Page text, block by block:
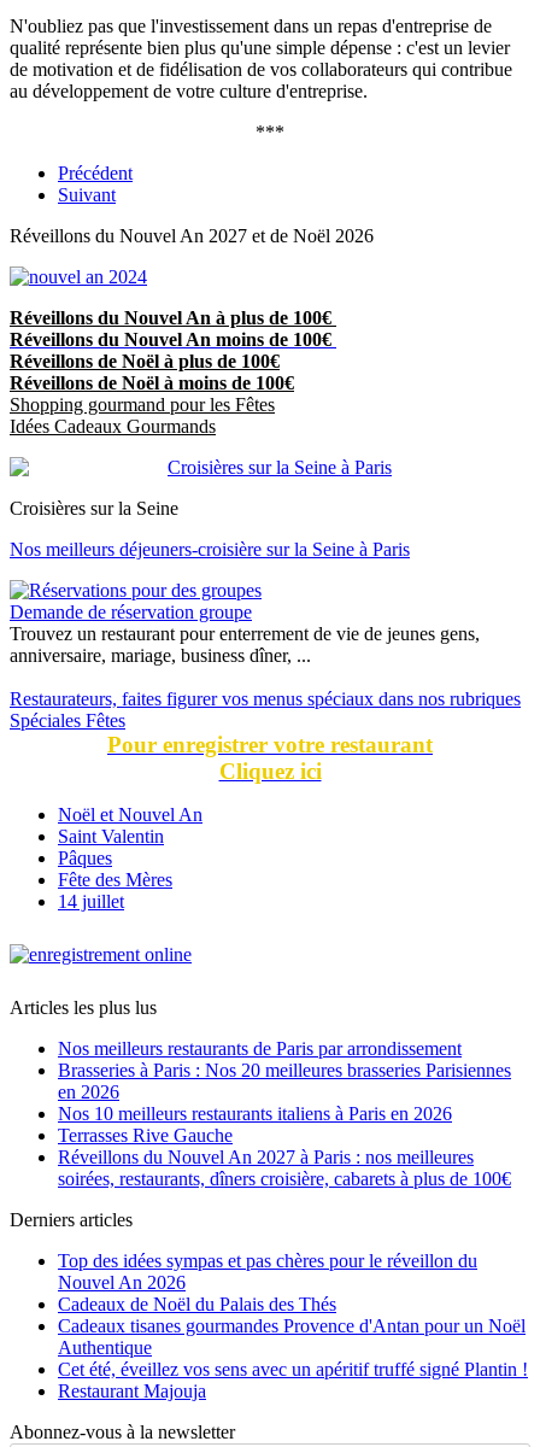
N'oubliez pas que l'investissement dans un repas d'entreprise de
qualité représente bien plus qu'une simple dépense : c'est un levier
de motivation et de fidélisation de vos collaborateurs qui contribue
au développement de votre culture d'entreprise.
***
Précédent
Suivant
Réveillons du Nouvel An 2027 et de Noël 2026
Réveillons du Nouvel An à plus de 100€
Réveillons du Nouvel An moins de 100€
Réveillons de Noël à plus de 100€
Réveillons de Noël à moins de 100€
Shopping gourmand pour les Fêtes
Idées Cadeaux Gourmands
Croisières sur la Seine
Nos meilleurs déjeuners-croisière sur la Seine à Paris
Demande de réservation groupe
Trouvez un restaurant pour enterrement de vie de jeunes gens,
anniversaire, mariage, business dîner, ...
Restaurateurs, faites figurer vos menus spéciaux dans nos rubriques
Spéciales Fêtes
Pour enregistrer votre restaurant
Cliquez ici
Noël et Nouvel An
Saint Valentin
Pâques
Fête des Mères
14 juillet
Articles les plus lus
Nos meilleurs restaurants de Paris par arrondissement
Brasseries à Paris : Nos 20 meilleures brasseries Parisiennes
en 2026
Nos 10 meilleurs restaurants italiens à Paris en 2026
Terrasses Rive Gauche
Réveillons du Nouvel An 2027 à Paris : nos meilleures
soirées, restaurants, dîners croisière, cabarets à plus de 100€
Derniers articles
Top des idées sympas et pas chères pour le réveillon du
Nouvel An 2026
Cadeaux de Noël du Palais des Thés
Cadeaux tisanes gourmandes Provence d'Antan pour un Noël
Authentique
Cet été, éveillez vos sens avec un apéritif truffé signé Plantin !
Restaurant Majouja
Abonnez-vous à la newsletter